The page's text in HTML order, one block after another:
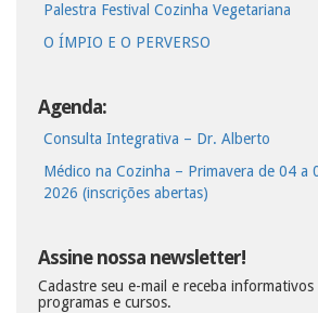
Palestra Festival Cozinha Vegetariana
O ÍMPIO E O PERVERSO
Agenda:
Consulta Integrativa – Dr. Alberto
Médico na Cozinha – Primavera de 04 a
2026 (inscrições abertas)
Assine nossa newsletter!
Cadastre seu e-mail e receba
programas e cursos.